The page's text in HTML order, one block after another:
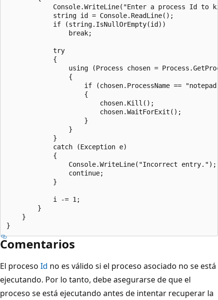
Console.WriteLine("Enter a process Id to
            string id = Console.ReadLine();
            if (string.IsNullOrEmpty(id))
                break;
            try
            {
using (Process chosen =
                {
if (chosen.ProcessName ==
                    {
                        chosen.Kill();
                        chosen.WaitForExit();
                    }
                }
            }
            catch (Exception e)
            {
                Console.WriteLine("Incorrect entry.");
                continue;
            }
            i -= 1;
        }
    }
Comentarios
El proceso Id no es válido si el proceso asociado no se está
ejecutando. Por lo tanto, debe asegurarse de que el
proceso se está ejecutando antes de intentar recuperar la